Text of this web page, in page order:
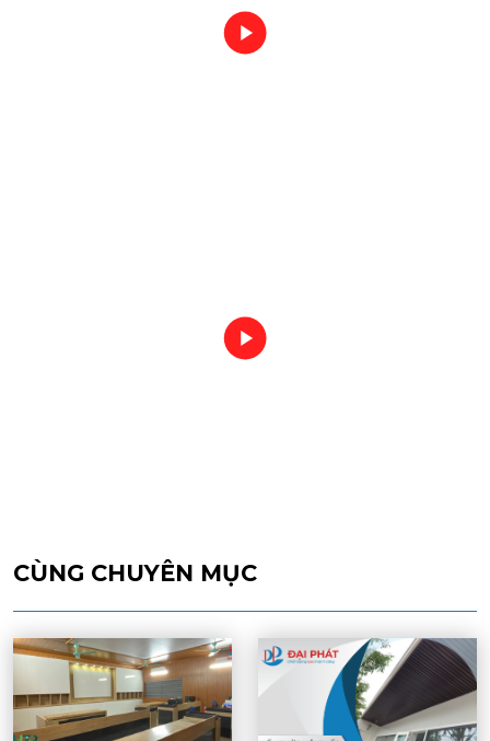
CÙNG CHUYÊN MỤC